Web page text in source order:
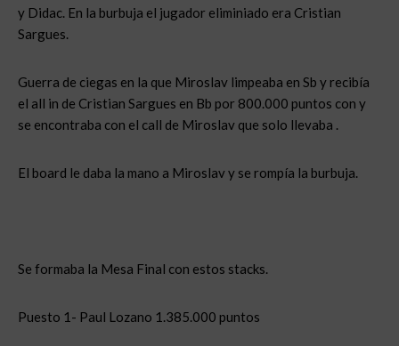
y Didac. En la burbuja el jugador eliminiado era Cristian
Sargues.
Guerra de ciegas en la que Miroslav limpeaba en Sb y recibía
el all in de Cristian Sargues en Bb por 800.000 puntos con y
se encontraba con el call de Miroslav que solo llevaba .
El board le daba la mano a Miroslav y se rompía la burbuja.
Se formaba la Mesa Final con estos stacks.
Puesto 1- Paul Lozano 1.385.000 puntos